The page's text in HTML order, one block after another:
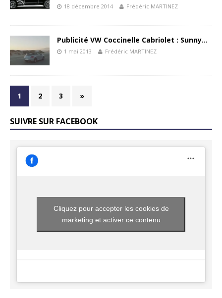
18 décembre 2014 Frédéric MARTINEZ
Publicité VW Coccinelle Cabriolet : Sunny…
1 mai 2013 Frédéric MARTINEZ
1 2 3 »
SUIVRE SUR FACEBOOK
Cliquez pour accepter les cookies de
marketing et activer ce contenu